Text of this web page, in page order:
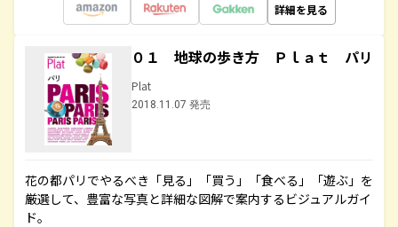
詳細を見る
０１ 地球の歩き方 Ｐｌａｔ パリ
Plat
2018.11.07 発売
花の都パリでやるべき「見る」「買う」「食べる」「遊ぶ」を
厳選して、豊富な写真と詳細な図解で案内するビジュアルガイ
ド。